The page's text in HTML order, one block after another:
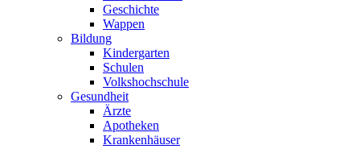
Geschichte
Wappen
Bildung
Kindergarten
Schulen
Volkshochschule
Gesundheit
Ärzte
Apotheken
Krankenhäuser